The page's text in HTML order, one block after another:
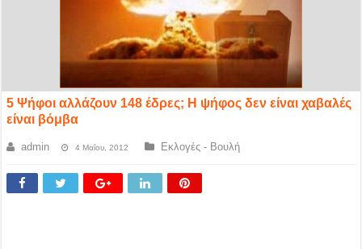
5 Ψήφοι αλλάζουν 148 έδρες; Η ψήφος δεν είναι χαβαλές
είναι βόμβα
admin 4 Μαΐου, 2012 Εκλογές - Βουλή